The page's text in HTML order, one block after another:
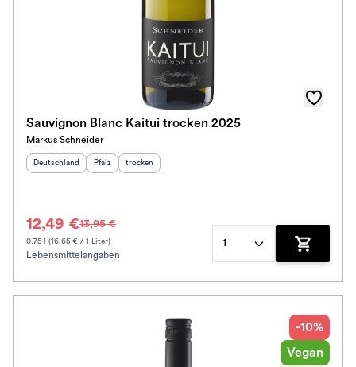
Sauvignon Blanc Kaitui trocken 2025
Markus Schneider
Herkunftsland
Deutschland Herkunftsregion
Pfalz Geschmack
trocken
12,49 €13,95 €
0.75 l (16.65 € / 1 Liter)
Lebensmittelangaben
1
Zum
-10%
Vegan